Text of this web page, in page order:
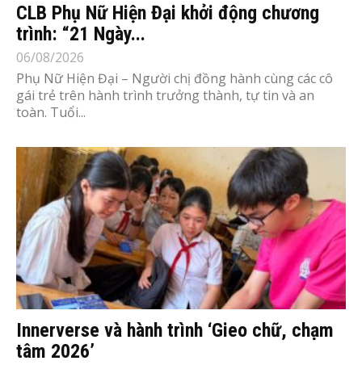
CLB Phụ Nữ Hiện Đại khởi động chương
trình: “21 Ngày...
06/08/2026
Phụ Nữ Hiện Đại – Người chị đồng hành cùng các cô
gái trẻ trên hành trình trưởng thành, tự tin và an
toàn. Tuổi...
Innerverse và hành trình ‘Gieo chữ, chạm
tâm 2026’